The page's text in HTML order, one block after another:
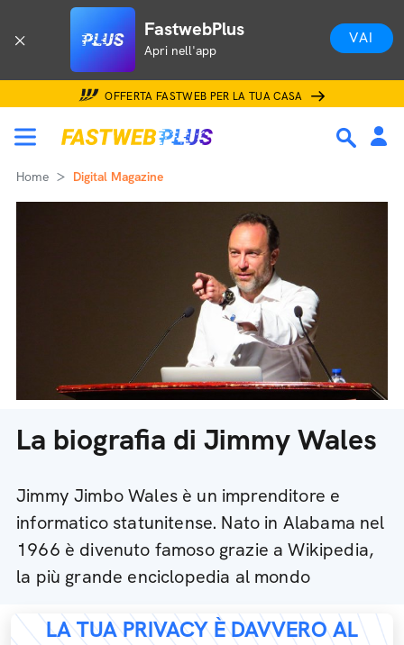
FastwebPlus
Apri nell'app
VAI
OFFERTA FASTWEB PER LA TUA CASA
Home Digital Magazine
La biografia di Jimmy Wales
Jimmy Jimbo Wales è un imprenditore e
informatico statunitense. Nato in Alabama nel
1966 è divenuto famoso grazie a Wikipedia,
la più grande enciclopedia al mondo
LA TUA PRIVACY È DAVVERO AL